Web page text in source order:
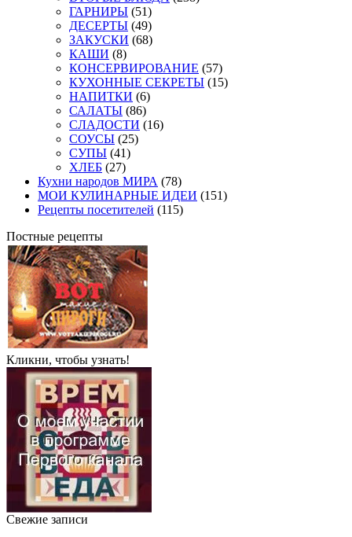
ГАРНИРЫ (51)
ДЕСЕРТЫ (49)
ЗАКУСКИ (68)
КАШИ (8)
КОНСЕРВИРОВАНИЕ (57)
КУХОННЫЕ СЕКРЕТЫ (15)
НАПИТКИ (6)
САЛАТЫ (86)
СЛАДОСТИ (16)
СОУСЫ (25)
СУПЫ (41)
ХЛЕБ (27)
Кухни народов МИРА (78)
МОИ КУЛИНАРНЫЕ ИДЕИ (151)
Рецепты посетителей (115)
Постные рецепты
Кликни, чтобы узнать!
Свежие записи